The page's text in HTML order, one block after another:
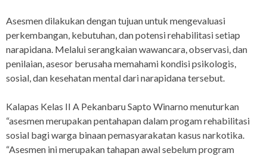
Asesmen dilakukan dengan tujuan untuk mengevaluasi
perkembangan, kebutuhan, dan potensi rehabilitasi setiap
narapidana. Melalui serangkaian wawancara, observasi, dan
penilaian, asesor berusaha memahami kondisi psikologis,
sosial, dan kesehatan mental dari narapidana tersebut.
Kalapas Kelas II A Pekanbaru Sapto Winarno menuturkan
“asesmen merupakan pentahapan dalam progam rehabilitasi
sosial bagi warga binaan pemasyarakatan kasus narkotika.
“Asesmen ini merupakan tahapan awal sebelum program